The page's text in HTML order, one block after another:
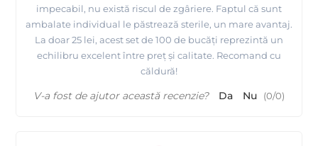
impecabil, nu există riscul de zgâriere. Faptul că sunt
ambalate individual le păstrează sterile, un mare avantaj.
La doar 25 lei, acest set de 100 de bucăți reprezintă un
echilibru excelent între preț și calitate. Recomand cu
căldură!
V-a fost de ajutor această recenzie? Da Nu (0/0)